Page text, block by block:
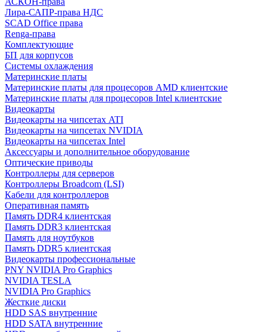
Лира-САПР-права НДС
SCAD Office права
Renga-права
Комплектующие
БП для корпусов
Системы охлаждения
Материнские платы
Материнские платы для процесоров AMD клиентские
Материнские платы для процесоров Intel клиентские
Видеокарты
Видеокарты на чипсетах ATI
Видеокарты на чипсетах NVIDIA
Видеокарты на чипсетах Intel
Аксессуары и дополнительное оборудование
Оптические приводы
Контроллеры для серверов
Контроллеры Broadcom (LSI)
Кабели для контроллеров
Оперативная память
Память DDR4 клиентская
Память DDR3 клиентская
Память для ноутбуков
Память DDR5 клиентская
Видеокарты профессиональные
PNY NVIDIA Pro Graphics
NVIDIA TESLA
NVIDIA Pro Graphics
Жесткие диски
HDD SAS внутренние
HDD SATA внутренние